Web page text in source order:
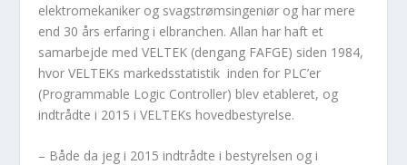
elektromekaniker og svagstrømsingeniør og har mere
end 30 års erfaring i elbranchen. Allan har haft et
samarbejde med VELTEK (dengang FAFGE) siden 1984,
hvor VELTEKs markedsstatistik inden for PLC’er
(Programmable Logic Controller) blev etableret, og
indtrådte i 2015 i VELTEKs hovedbestyrelse.
– Både da jeg i 2015 indtrådte i bestyrelsen og i